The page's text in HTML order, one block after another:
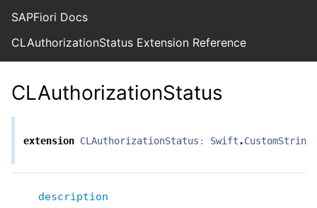
SAPFiori Docs
CLAuthorizationStatus Extension Reference
CLAuthorizationStatus
extension CLAuthorizationStatus : Swift .
description